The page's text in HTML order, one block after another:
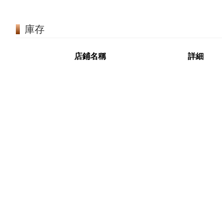
庫存
店鋪名稱 詳細